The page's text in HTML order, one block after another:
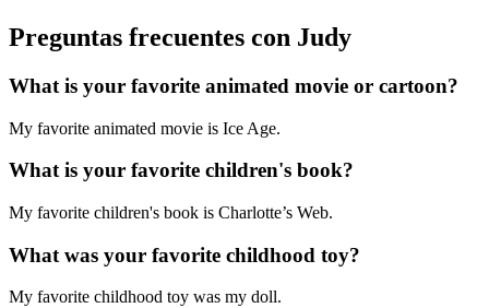
Preguntas frecuentes con Judy
What is your favorite animated movie or cartoon?
My favorite animated movie is Ice Age.
What is your favorite children's book?
My favorite children's book is Charlotte’s Web.
What was your favorite childhood toy?
My favorite childhood toy was my doll.